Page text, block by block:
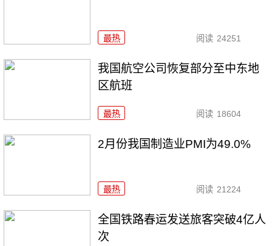
最热 阅读 24251
我国航空公司恢复部分至中东地
区航班
最热 阅读 18604
2月份我国制造业PMI为49.0%
最热 阅读 21224
全国铁路春运发送旅客突破4亿人
次